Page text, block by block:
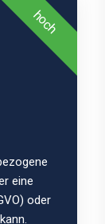
hoch
eine
oder